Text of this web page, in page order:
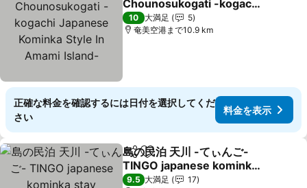
Chounosukogati -kogachi
Japanese Kominka Style
In Amami Island-
10 大満足
5
奄美空港まで10.9 km
正確な料金を確認するには日付を選択してくだ
さい
料金を表示
シェアお気に入りに追加
島の民泊 天川 -てぃんご-
TINGO japanese kominka
stay
9.5 大満足
17